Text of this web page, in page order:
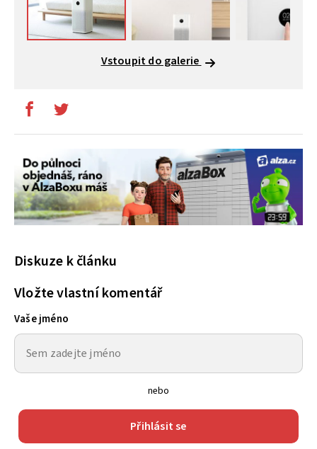
Vstoupit do galerie
Diskuze k článku
Vložte vlastní komentář
Vaše jméno
nebo
Přihlásit se